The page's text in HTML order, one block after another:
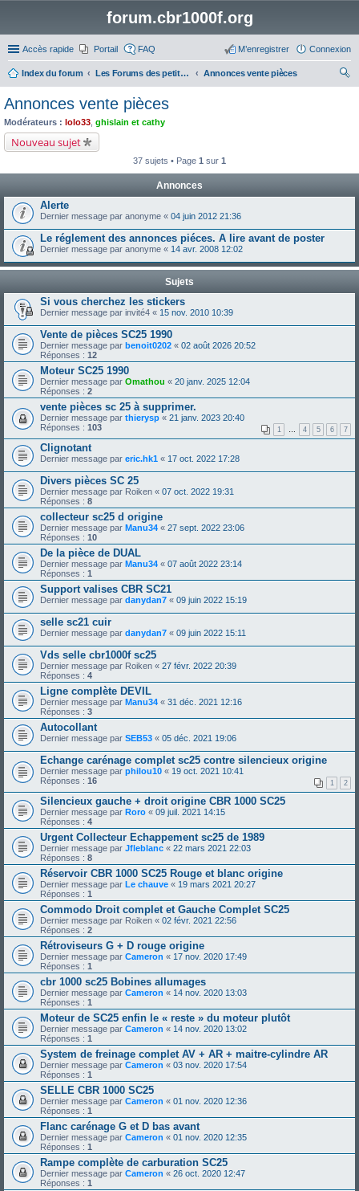
forum.cbr1000f.org
Accès rapide Portail FAQ Connexion
M’enregistrer
Index du forum Les Forums des petites annonces
Annonces vente pièces
Annonces vente pièces
Modérateurs : lolo33 ghislain et cathy
Nouveau sujet
37 sujets • Page 1 sur 1
Annonces
Alerte
Dernier message par anonyme « 04 juin 2012 21:36
Le réglement des annonces piéces. A lire avant de poster
Dernier message par anonyme « 14 avr. 2008 12:02
Sujets
Si vous cherchez les stickers
Dernier message par invité4 « 15 nov. 2010 10:39
Vente de pièces SC25 1990
Dernier message par benoit0202 « 02 août 2026 20:52
Réponses : 12
Moteur SC25 1990
Dernier message par Omathou « 20 janv. 2025 12:04
Réponses : 2
vente pièces sc 25 à supprimer.
Dernier message par thierysp « 21 janv. 2023 20:40
Réponses : 103 1 4 5 6 7
Clignotant
Dernier message par eric.hk1 « 17 oct. 2022 17:28
Divers pièces SC 25
Dernier message par Roiken « 07 oct. 2022 19:31
Réponses : 8
collecteur sc25 d origine
Dernier message par Manu34 « 27 sept. 2022 23:06
Réponses : 10
De la pièce de DUAL
Dernier message par Manu34 « 07 août 2022 23:14
Réponses : 1
Support valises CBR SC21
Dernier message par danydan7 « 09 juin 2022 15:19
selle sc21 cuir
Dernier message par danydan7 « 09 juin 2022 15:11
Vds selle cbr1000f sc25
Dernier message par Roiken « 27 févr. 2022 20:39
Réponses : 4
Ligne complète DEVIL
Dernier message par Manu34 « 31 déc. 2021 12:16
Réponses : 3
Autocollant
Dernier message par SEB53 « 05 déc. 2021 19:06
Echange carénage complet sc25 contre silencieux origine
Dernier message par philou10 « 19 oct. 2021 10:41
Réponses : 16 1 2
Silencieux gauche + droit origine CBR 1000 SC25
Dernier message par Roro « 09 juil. 2021 14:15
Réponses : 4
Urgent Collecteur Echappement sc25 de 1989
Dernier message par Jfleblanc « 22 mars 2021 22:03
Réponses : 8
Réservoir CBR 1000 SC25 Rouge et blanc origine
Dernier message par Le chauve « 19 mars 2021 20:27
Réponses : 1
Commodo Droit complet et Gauche Complet SC25
Dernier message par Roiken « 02 févr. 2021 22:56
Réponses : 2
Rétroviseurs G + D rouge origine
Dernier message par Cameron « 17 nov. 2020 17:49
Réponses : 1
cbr 1000 sc25 Bobines allumages
Dernier message par Cameron « 14 nov. 2020 13:03
Réponses : 1
Moteur de SC25 enfin le « reste » du moteur plutôt
Dernier message par Cameron « 14 nov. 2020 13:02
Réponses : 1
System de freinage complet AV + AR + maitre-cylindre AR
Dernier message par Cameron « 03 nov. 2020 17:54
Réponses : 1
SELLE CBR 1000 SC25
Dernier message par Cameron « 01 nov. 2020 12:36
Réponses : 1
Flanc carénage G et D bas avant
Dernier message par Cameron « 01 nov. 2020 12:35
Réponses : 1
Rampe complète de carburation SC25
Dernier message par Cameron « 26 oct. 2020 12:47
Réponses : 1